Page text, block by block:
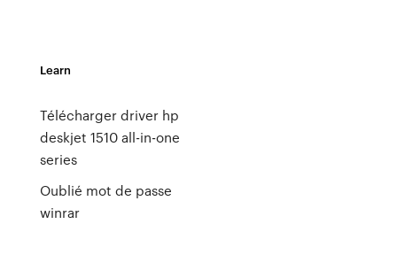
Learn
Télécharger driver hp
deskjet 1510 all-in-one
series
Oublié mot de passe
winrar